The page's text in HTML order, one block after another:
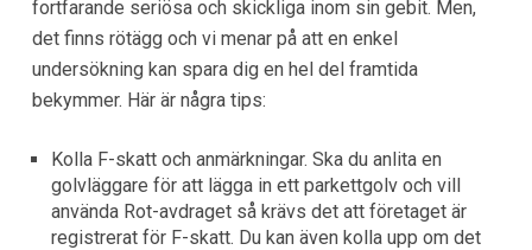
fortfarande seriösa och skickliga inom sin gebit. Men,
det finns rötägg och vi menar på att en enkel
undersökning kan spara dig en hel del framtida
bekymmer. Här är några tips:
Kolla F-skatt och anmärkningar. Ska du anlita en
golvläggare för att lägga in ett parkettgolv och vill
använda Rot-avdraget så krävs det att företaget är
registrerat för F-skatt. Du kan även kolla upp om det